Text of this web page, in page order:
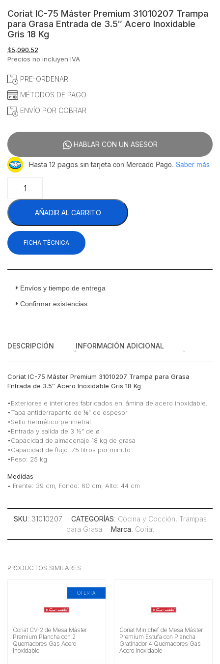
Coriat IC-75 Máster Premium 31010207 Trampa
para Grasa Entrada de 3.5″ Acero Inoxidable
Gris 18 Kg
$5,090.52
Precios no incluyen IVA
PRE-ORDENAR
MÉTODOS DE PAGO
ENVÍO POR COBRAR
HABLAR CON UN ASESOR
Hasta 12 pagos sin tarjeta con Mercado Pago. Saber más
75
Máster
Premium
31010207
Trampa
para
Acero
Kg
AÑADIR AL CARRITO
FICHA TÉCNICA
Envíos y tiempo de entrega
Confirmar existencias
DESCRIPCIÓN INFORMACIÓN ADICIONAL
Coriat IC-75 Máster Premium 31010207 Trampa para Grasa
Entrada de 3.5″ Acero Inoxidable Gris 18 Kg
•Exteriores e interiores fabricados en lámina de acero inoxidable.
•Tapa antiderrapante de ⅛” de espesor
•Sello hermético perimetral
•Entrada y salida de 3 ½” de ø
•Capacidad de almacenaje 18 kg de grasa
•Capacidad de flujo: 75 litros por minuto
•Peso: 25 kg
Medidas
• Frente: 39 cm, Fondo: 60 cm, Alto: 44 cm
SKU: 31010207 CATEGORÍAS: Cocina y Cocción, Trampas
para Grasa
Marca: Coriat
PRODUCTOS SIMILARES
OFERTA
Coriat CV-2 de Mesa Máster
Premium Plancha con 2
Quemadores Gas Acero
Inoxidable
Coriat Minichef de Mesa Máster
Premium Estufa con Plancha
Gratinador 4 Quemadores Gas
Acero Inoxidable